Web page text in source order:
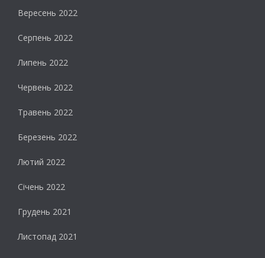
Вересень 2022
Серпень 2022
Липень 2022
Червень 2022
Травень 2022
Березень 2022
Лютий 2022
Січень 2022
Грудень 2021
Листопад 2021